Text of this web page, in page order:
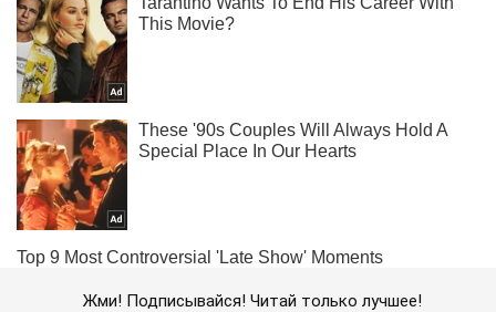
Жми! Подписывайся! Читай только лучшее!